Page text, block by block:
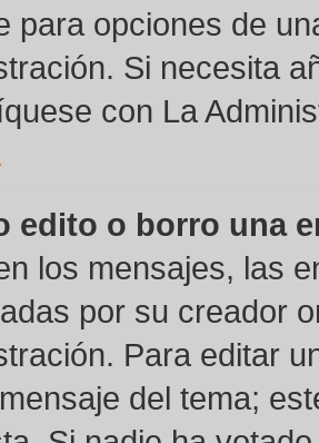
para opciones de
Si necesita
con La
edito o borro una
los mensajes, las
por su creador
Para editar
del tema;